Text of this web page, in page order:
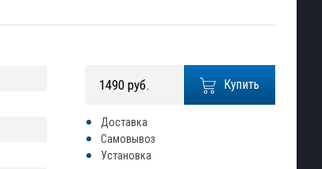
Купить
1490 руб.
Доставка
Самовывоз
Установка